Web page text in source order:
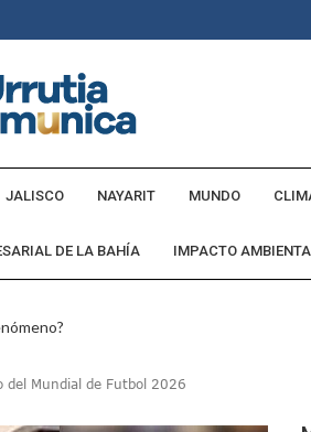
JALISCO NAYARIT MUNDO
DE LA BAHÍA IMPACTO
En Mayo, Junio Y Julio
del Mundial de Futbol 2026